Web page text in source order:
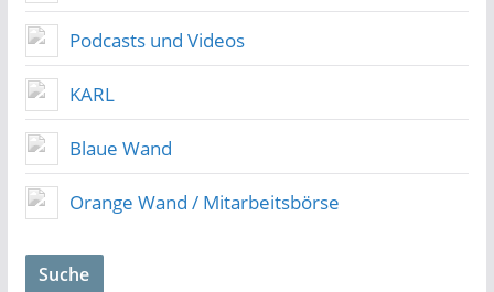
Podcasts und Videos
KARL
Blaue Wand
Orange Wand / Mitarbeitsbörse
Suche